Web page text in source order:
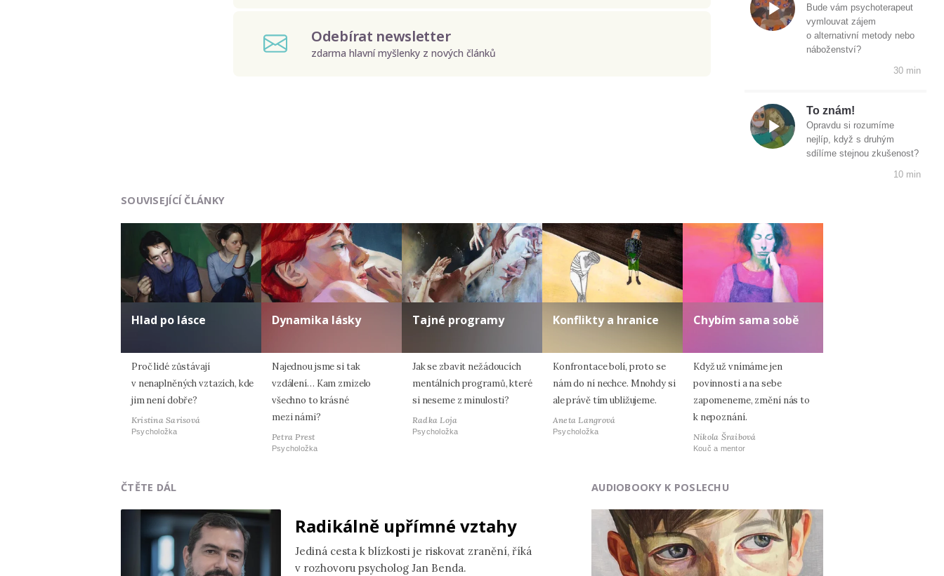
Odebírat newsletter
zdarma hlavní myšlenky z nových článků
Bude vám psychoterapeut
vymlouvat zájem
o alternativní metody nebo
náboženství?
30 min
To znám!
Opravdu si rozumíme
nejlíp, když s druhým
sdílíme stejnou zkušenost?
10 min
SOUVISEJÍCÍ ČLÁNKY
Hlad po lásce
Proč lidé zůstávají
v nenaplněných vztazích, kde
jim není dobře?
Kristina Sarisová
Psycholožka
Dynamika lásky
Najednou jsme si tak
vzdálení… Kam zmizelo
všechno to krásné
mezi námi?
Petra Prest
Psycholožka
Tajné programy
Jak se zbavit nežádoucích
mentálních programů, které
si neseme z minulosti?
Radka Loja
Psycholožka
Konflikty a hranice
Konfrontace bolí, proto se
nám do ní nechce. Mnohdy si
ale právě tím ubližujeme.
Aneta Langrová
Psycholožka
Chybím sama sobě
Když už vnímáme jen
povinnosti a na sebe
zapomeneme, změní nás to
k nepoznání.
Nikola Šraibová
Kouč a mentor
ČTĚTE DÁL
Radikálně upřímné vztahy
Jediná cesta k blízkosti je riskovat zranění, říká
v rozhovoru psycholog Jan Benda.
AUDIOBOOKY K POSLECHU